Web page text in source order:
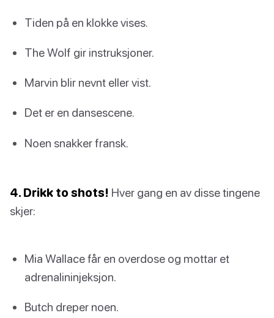
Tiden på en klokke vises.
The Wolf gir instruksjoner.
Marvin blir nevnt eller vist.
Det er en dansescene.
Noen snakker fransk.
4. Drikk to shots! Hver gang en av disse tingene
skjer:
Mia Wallace får en overdose og mottar et
adrenalininjeksjon.
Butch dreper noen.